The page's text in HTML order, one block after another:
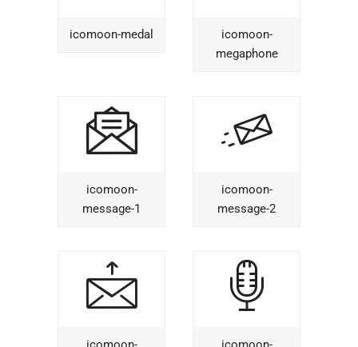
icomoon-medal
icomoon-
megaphone
icomoon-
message-1
icomoon-
message-2